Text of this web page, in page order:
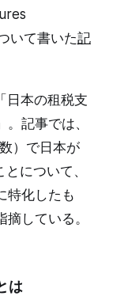
いて書いた記
日本の租税支
記事では、
）で日本が
について、
特化したも
している。
は